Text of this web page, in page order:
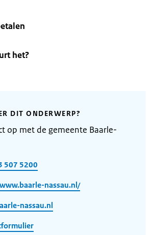
het?
DIT ONDERWERP?
op met de gemeente Baarle-
507 5200
nassau.nl/
nassau.nl